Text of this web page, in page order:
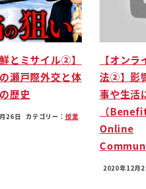
ーカーの皆さんが
鮮とミサイル②】
瀬戸際外交と体
歴史
26日 カテゴリー： 授業
【オン
法②】影
事や生活
（
Online
2020年12月2